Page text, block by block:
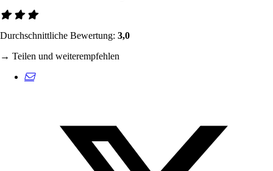
Durchschnittliche Bewertung: 3,0
→ Teilen und weiterempfehlen